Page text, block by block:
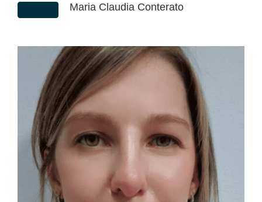
Maria Claudia Conterato